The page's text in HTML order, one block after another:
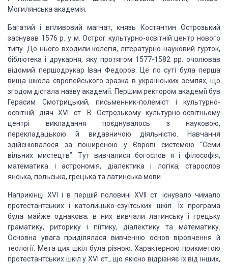
Могилянська академія.
Багатий і впливовий магнат, князь Костянтин Острозький
заснував 1576 р. у м. Острог культурно-освітній центр нового
типу. До нього входили колегія, літературно-науковий гурток,
бібліотека і друкарня, яку протягом 1577-1582 pp. очолював
відомий першодрукар Іван Федоров. Це по суті була перша
вища школа європейського зразка в українських землях, що
згодом дістала назву академії. Першим ректором академії був
Герасим Смотрицький, письменник-полеміст і культурно-
освітній діяч XVI ст. В Острозькому культурно-освітньому
центрі викладання поєднувалось з науковою,
перекладацькою й видавничою діяльністю. Навчання
здійснювалося за поширеною у Європі системою “Семи
вільних мистецтв”. Тут вивчалися богослов я і філософія,
математика і астрономія, діалектика і логіка, старослов
янська, польська, грецька та латинська мови.
Наприкінці XVI і в першій половині XVII ст. існувало чимало
протестантських і католицько-єзуїтських шкіл. Їх програма
була майже однакова; в них вивчали латинську і грецьку
граматику, риторику і піїтику, діалектику та математику.
Основна увага приділялася вивченню основ віровчення й
теології. Мета цих шкіл була різною. Характерною прикметою
протестантських шкіл у XVI ст., що якісно відрізняє їх від інших,